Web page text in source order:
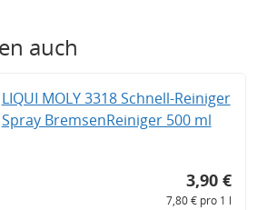
auch
LIQUI MOLY 3318 Schnell-Reiniger
Spray BremsenReiniger 500 ml
3,90 €
7,80 € pro 1 l